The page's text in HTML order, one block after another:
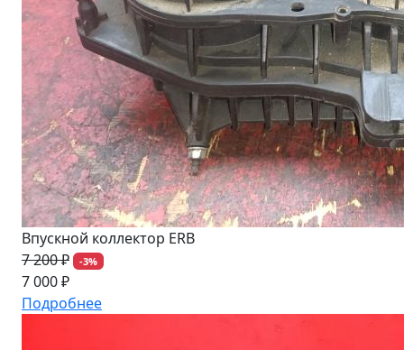
Впускной коллектор ERB
7 200 ₽
-3%
7 000 ₽
Подробнее